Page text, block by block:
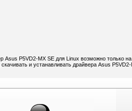
Asus P5VD2-MX SE для Linux возможно только
и устанавливать драйвера Asus